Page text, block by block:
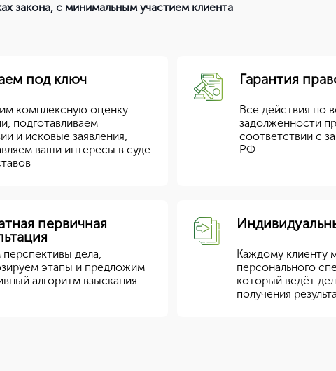
закона, с минимальным участием клиента
под ключ
комплексную оценку
подготавливаем
и исковые заявления,
ваши интересы в суде
Гарантия
Все действия по
задолженности
соответствии с
РФ
первичная
дела,
этапы и предложим
алгоритм взыскания
Каждому клиенту
персонального
который ведёт
получения